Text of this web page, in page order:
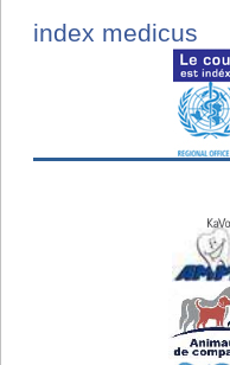
index medicus